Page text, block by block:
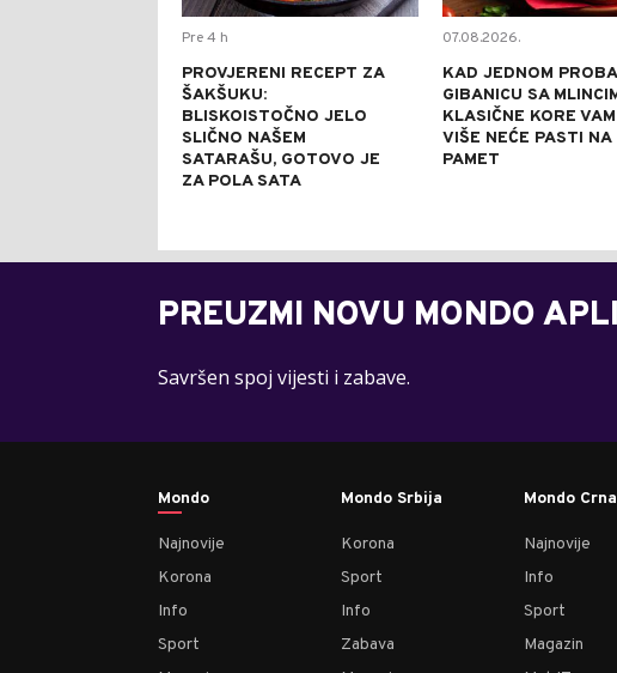
Pre 4 h
PROVJERENI RECEPT ZA
ŠAKŠUKU:
BLISKOISTOČNO JELO
SLIČNO NAŠEM
SATARAŠU, GOTOVO JE
ZA POLA SATA
07.08.2026.
KAD JEDNOM
GIBANICU SA
KLASIČNE KORE VAM
VIŠE NEĆE PASTI NA
PAMET
PREUZMI NOVU MONDO
Savršen spoj vijesti i zabave.
Mondo
Najnovije
Korona
Info
Sport
Mondo Srbija
Korona
Sport
Info
Zabava
Mondo
Najnovije
Info
Sport
Magazin